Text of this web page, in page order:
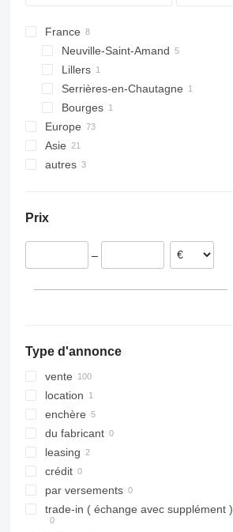
MVSI
PRO
VSI
J960
J1170
J1175
France
Neuville-Saint-Amand
Lillers
Serrières-en-Chautagne
Bourges
Europe
Pologne
Finlande
Norvège
Asie
Chine
autres
Prix
–
Type d'annonce
vente
location
enchère
du fabricant
leasing
crédit
par versements
trade-in ( échange avec supplément )